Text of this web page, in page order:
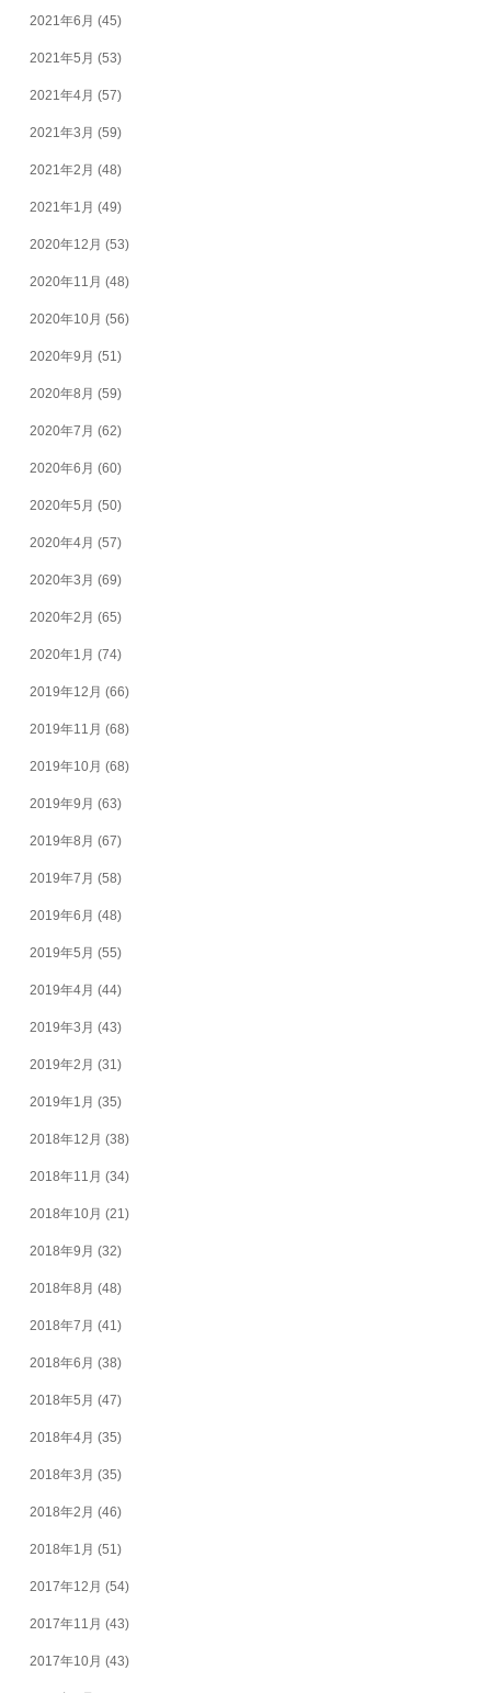
2021年6月 (45)
2021年5月 (53)
2021年4月 (57)
2021年3月 (59)
2021年2月 (48)
2021年1月 (49)
2020年12月 (53)
2020年11月 (48)
2020年10月 (56)
2020年9月 (51)
2020年8月 (59)
2020年7月 (62)
2020年6月 (60)
2020年5月 (50)
2020年4月 (57)
2020年3月 (69)
2020年2月 (65)
2020年1月 (74)
2019年12月 (66)
2019年11月 (68)
2019年10月 (68)
2019年9月 (63)
2019年8月 (67)
2019年7月 (58)
2019年6月 (48)
2019年5月 (55)
2019年4月 (44)
2019年3月 (43)
2019年2月 (31)
2019年1月 (35)
2018年12月 (38)
2018年11月 (34)
2018年10月 (21)
2018年9月 (32)
2018年8月 (48)
2018年7月 (41)
2018年6月 (38)
2018年5月 (47)
2018年4月 (35)
2018年3月 (35)
2018年2月 (46)
2018年1月 (51)
2017年12月 (54)
2017年11月 (43)
2017年10月 (43)